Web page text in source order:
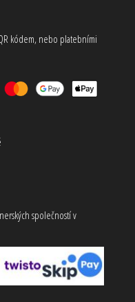
kódem, nebo platebními
společností v